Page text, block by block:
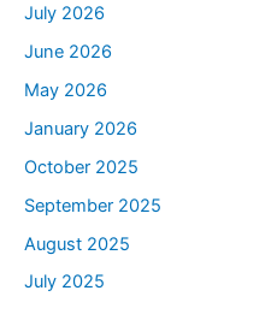
July 2026
June 2026
May 2026
January 2026
October 2025
September 2025
August 2025
July 2025